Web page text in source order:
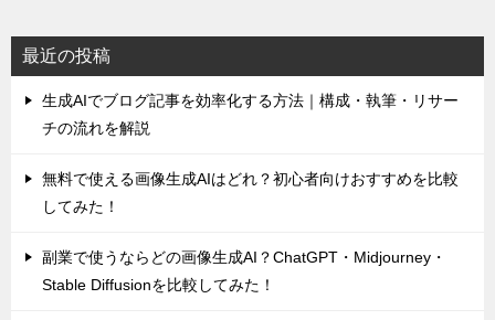
最近の投稿
生成AIでブログ記事を効率化する方法｜構成・執筆・リサー
チの流れを解説
無料で使える画像生成AIはどれ？初心者向けおすすめを比較
してみた！
副業で使うならどの画像生成AI？ChatGPT・Midjourney・
Stable Diffusionを比較してみた！